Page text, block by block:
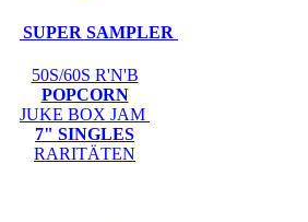
SUPER SAMPLER
50S/60S R'N'B
POPCORN
JUKE BOX JAM
7" SINGLES
RARITÄTEN